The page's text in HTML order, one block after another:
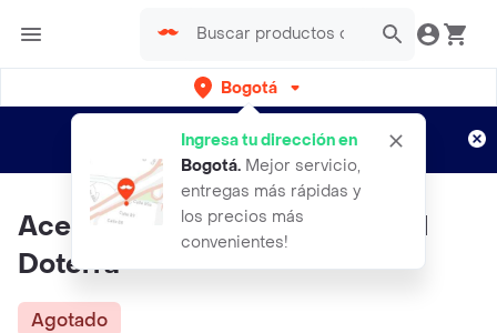
Bogotá
Ingresa tu dirección en
Bogotá. Mejor servicio,
entregas más rápidas y
los precios más
convenientes!
envíos gratis por semanas
Aplican TyC
Aceite Esencial De Balance 5ml
Doterra
Agotado